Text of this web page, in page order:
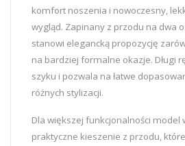
komfort noszenia i nowoczesny,
wygląd. Zapinany z przodu na dwa
stanowi elegancką propozycję
na bardziej formalne okazje. Długi
szyku i pozwala na łatwe
różnych stylizacji.
Dla większej funkcjonalności model
praktyczne kieszenie z przodu, które